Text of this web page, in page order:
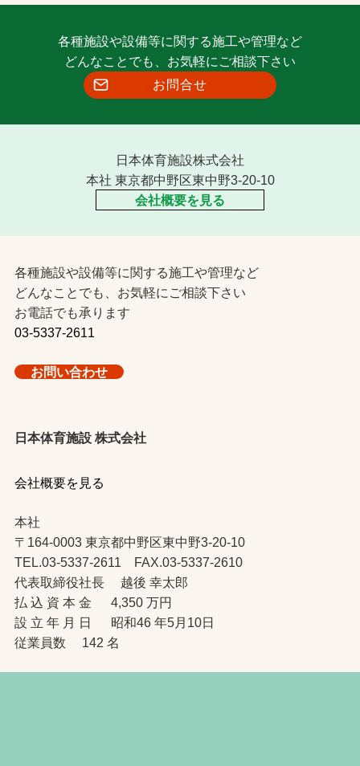
各種施設や設備等に関する施工や管理など
どんなことでも、お気軽にご相談下さい
お問合せ
日本体育施設株式会社
本社 東京都中野区東中野3-20-10
会社概要を見る
各種施設や設備等に関する施工や管理など
どんなことでも、お気軽にご相談下さい
お電話でも承ります
03-5337-2611
お問い合わせ
日本体育施設 株式会社
会社概要を見る
本社
〒164-0003 東京都中野区東中野3-20-10
TEL.03-5337-2611 FAX.03-5337-2610
代表取締役社長 越後 幸太郎
払 込 資 本 金 4,350 万円
設 立 年 月 日 昭和46 年5月10日
従業員数 142 名